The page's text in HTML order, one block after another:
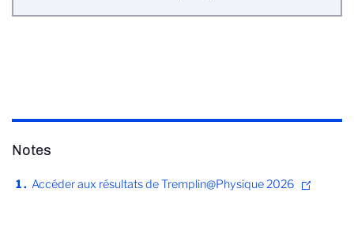
Notes
Accéder aux résultats de Tremplin@Physique 2026